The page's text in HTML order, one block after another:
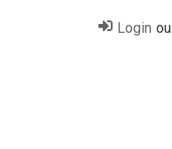
Login ou